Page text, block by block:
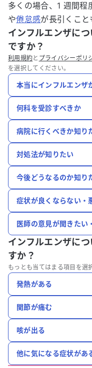
多くの場合、1 週間程
や倦怠感が長引くこと
インフルエンザに
ですか？
利用規約と プライバシーポリ
を選択してください。
本当にインフルエンザ
何科を受診すべきか
病院に行くべきか知り
対処法が知りたい
今後どうなるのか知り
症状が良くならない・
医師の意見が聞きたい
インフルエンザにつ
すか？
もっとも当てはまる項目を選
発熱がある
関節が痛む
咳が出る
他に気になる症状があ